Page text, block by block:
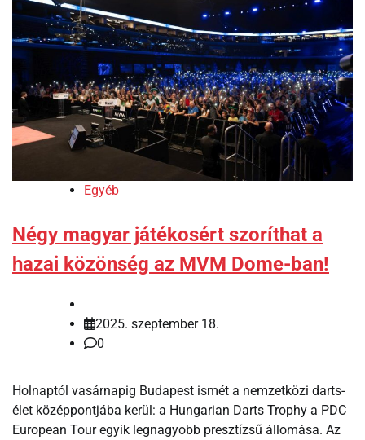
Egyéb
Négy magyar játékosért szoríthat a
hazai közönség az MVM Dome-ban!
2025. szeptember 18.
0
Holnaptól vasárnapig Budapest ismét a nemzetközi darts-
élet középpontjába kerül: a Hungarian Darts Trophy a PDC
European Tour egyik legnagyobb presztízsű állomása. Az